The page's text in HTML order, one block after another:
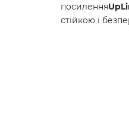
посилення
стійкою і